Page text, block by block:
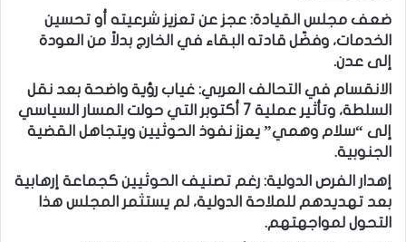
ضعف مجلس القيادة: عجز عن تعزيز شرعيته أو تحسين
الخدمات، وفضّل قادته البقاء في الخارج بدلاً من العودة
إلى عدن.
الانقسام في التحالف العربي: غياب رؤية واضحة بعد نقل
السلطة، وتأثير عملية 7 أكتوبر التي حولت المسار السياسي
إلى “سلام وهمي” يعزز نفوذ الحوثيين ويتجاهل القضية
الجنوبية.
إهدار الفرص الدولية: رغم تصنيف الحوثيين كجماعة إرهابية
بعد تهديدهم للملاحة الدولية، لم يستثمر المجلس هذا
التحول لمواجهتهم.